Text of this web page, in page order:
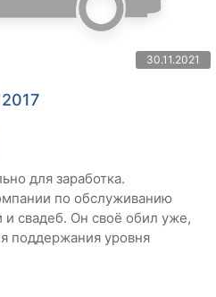
30.11.2021
для заработка.
по обслуживанию
свадеб. Он своё обил уже,
поддержания уровня